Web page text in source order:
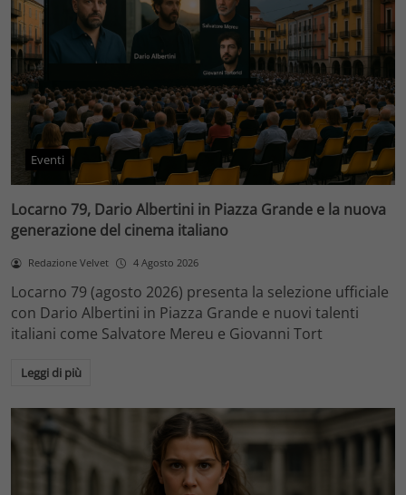
Eventi
Locarno 79, Dario Albertini in Piazza Grande e la nuova
generazione del cinema italiano
Redazione Velvet 4 Agosto 2026
Locarno 79 (agosto 2026) presenta la selezione ufficiale
con Dario Albertini in Piazza Grande e nuovi talenti
italiani come Salvatore Mereu e Giovanni Tort
Leggi di più